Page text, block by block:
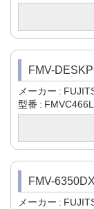
FMV-
メーカー
型番
FMV-
メーカー